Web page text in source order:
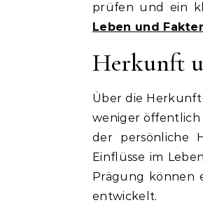
prüfen und ein
Leben und
Herkunft
Über die Herkunft
weniger öffentlich
der persönliche
Einflüsse im
Prägung können
entwickelt.